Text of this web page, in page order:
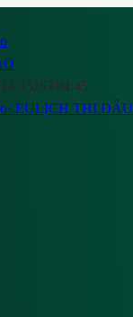
14:45 JST04:45
· EULỊCH THI ĐẤU